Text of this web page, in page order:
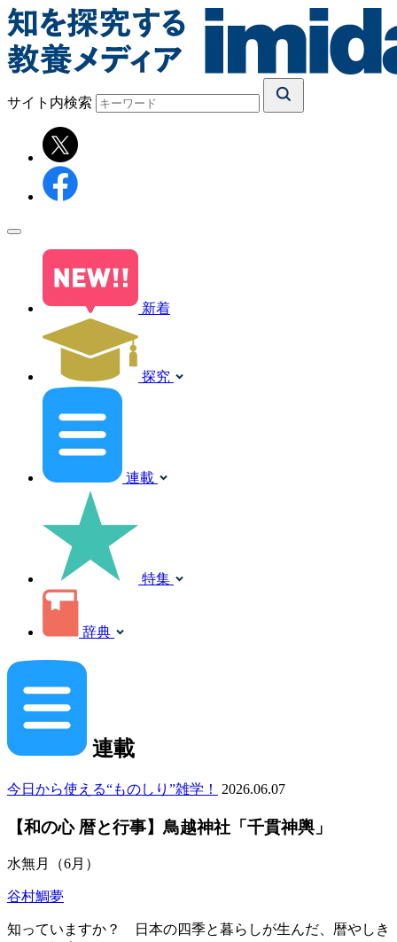
サイト内検索
新着
探究
連載
特集
辞典
連載
今日から使える“ものしり”雑学！ 2026.06.07
【和の心 暦と行事】鳥越神社「千貫神輿」
水無月（6月）
谷村鯛夢
知っていますか？ 日本の四季と暮らしが生んだ、暦やしき